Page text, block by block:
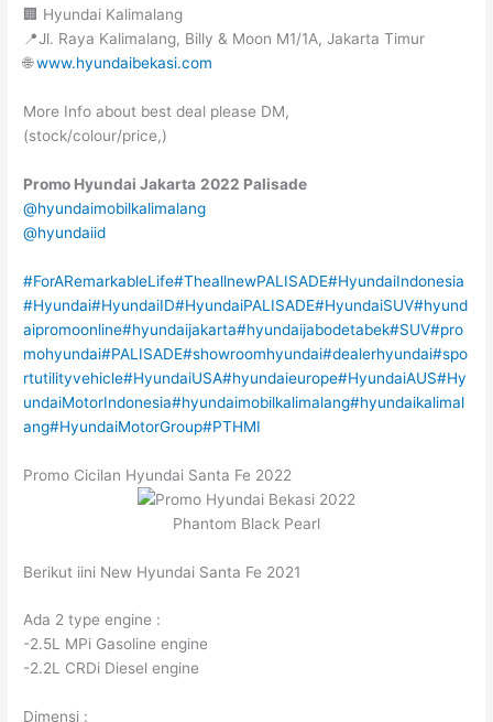
🏢 Hyundai Kalimalang
📍Jl. Raya Kalimalang, Billy & Moon M1/1A, Jakarta Timur
🌐www.hyundaibekasi.com
More Info about best deal please DM,
(stock/colour/price,)
Promo Hyundai Jakarta 2022 Palisade
@hyundaimobilkalimalang
@hyundaiid
#ForARemarkableLife#TheallnewPALISADE#HyundaiIndonesia
#Hyundai#HyundaiID#HyundaiPALISADE#HyundaiSUV#hyund
aipromoonline#hyundaijakarta#hyundaijabodetabek#SUV#pro
mohyundai#PALISADE#showroomhyundai#dealerhyundai#spo
rtutilityvehicle#HyundaiUSA#hyundaieurope#HyundaiAUS#Hy
undaiMotorIndonesia#hyundaimobilkalimalang#hyundaikalimal
ang#HyundaiMotorGroup#PTHMI
Promo Cicilan Hyundai Santa Fe 2022
Phantom Black Pearl
Berikut iini New Hyundai Santa Fe 2021
Ada 2 type engine :
-2.5L MPi Gasoline engine
-2.2L CRDi Diesel engine
Dimensi :